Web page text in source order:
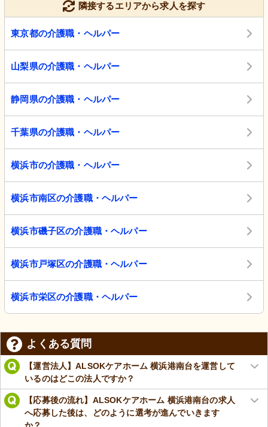
隣接するエリアから求人を探す
東京都の介護職・ヘルパー
山梨県の介護職・ヘルパー
静岡県の介護職・ヘルパー
千葉県の介護職・ヘルパー
横浜市の介護職・ヘルパー
横浜市南区の介護職・ヘルパー
横浜市磯子区の介護職・ヘルパー
横浜市戸塚区の介護職・ヘルパー
横浜市栄区の介護職・ヘルパー
よくある質問
【運営法人】ALSOKケアホーム 横浜港南台を運営して
いるのはどこの法人ですか？
【応募後の流れ】ALSOKケアホーム 横浜港南台の求人
へ応募した後は、どのように選考が進んでいきます